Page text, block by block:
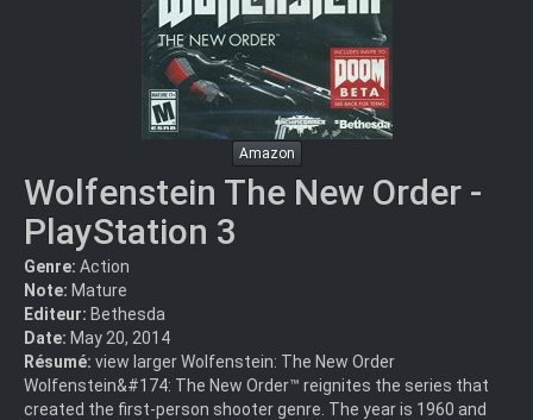
Amazon
Wolfenstein The New Order -
PlayStation 3
Genre: Action
Note: Mature
Editeur: Bethesda
Date: May 20, 2014
Résumé: view larger Wolfenstein: The New Order
Wolfenstein&#174: The New Order™ reignites the series that
created the first-person shooter genre. The year is 1960 and